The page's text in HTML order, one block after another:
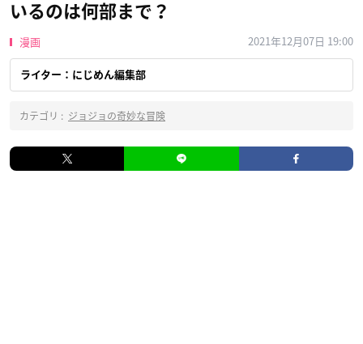
いるのは何部まで？
漫画 2021年12月07日 19:00
ライター：にじめん編集部
カテゴリ : ジョジョの奇妙な冒険